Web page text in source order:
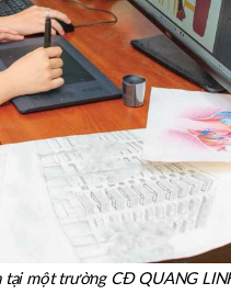
tại một trường CĐ QUANG